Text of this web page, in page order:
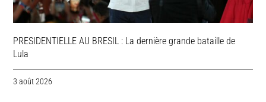
PRESIDENTIELLE AU BRESIL : La dernière grande bataille de
Lula
3 août 2026